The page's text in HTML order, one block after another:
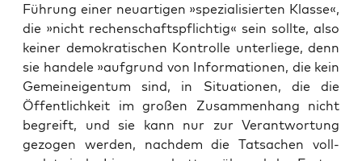
Füh­rung einer neu­ar­ti­gen »spe­zia­li­sier­ten Klas­se«,
die »nicht rechen­schafts­pflich­tig« sein soll­te, also
kei­ner demo­kra­ti­schen Kon­trol­le unter­lie­ge, denn
sie han­de­le »auf­grund von Infor­ma­tio­nen, die kein
Gemein­ei­gen­tum sind, in Situa­tio­nen, die die
Öffent­lich­keit im gro­ßen Zusam­men­hang nicht
begreift, und sie kann nur zur Ver­ant­wor­tung
gezo­gen wer­den, nach­dem die Tat­sa­chen voll­